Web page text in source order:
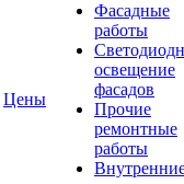
Цены
Фасадные
работы
освещение
фасадов
Прочие
ремонтные
работы